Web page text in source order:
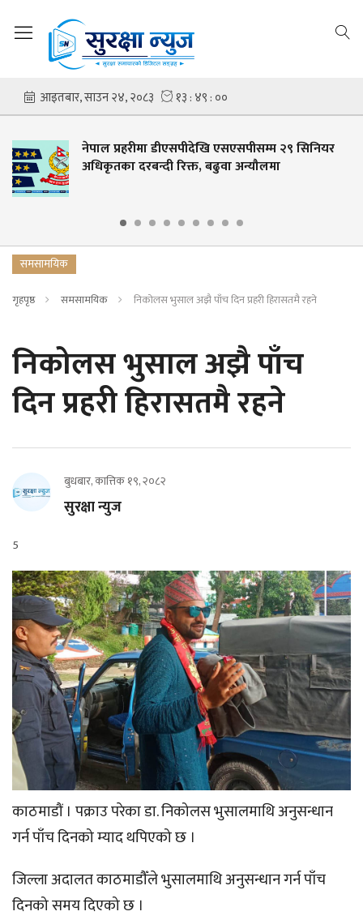
नेपाल प्रहरीमा डीएसपीदेखि एसएसपीसम्म २९ सिनियर
अधिकृतका दरबन्दी रिक्त, बढुवा अन्यौलमा
समसामयिक
गृहपृष्ठ समसामयिक निकोलस भुसाल अझै पाँच दिन प्रहरी हिरासतमै रहने
निकोलस भुसाल अझै पाँच
दिन प्रहरी हिरासतमै रहने
बुधबार, कात्तिक १९, २०८२
सुरक्षा न्युज
5
काठमाडौं । पक्राउ परेका डा. निकोलस भुसालमाथि अनुसन्धान
गर्न पाँच दिनको म्याद थपिएको छ ।
जिल्ला अदालत काठमाडौँले भुसालमाथि अनुसन्धान गर्न पाँच
दिनको समय दिएको छ ।